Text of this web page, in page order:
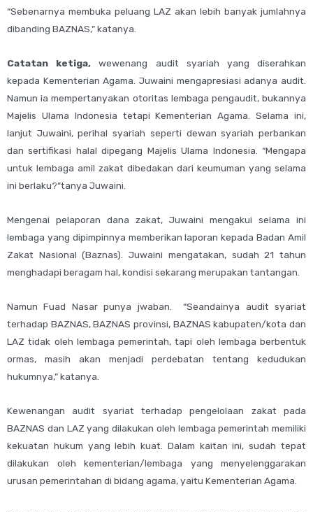
“Sebenarnya membuka peluang LAZ akan lebih banyak jumlahnya
dibanding BAZNAS,” katanya.
Catatan ketiga, wewenang audit syariah yang diserahkan
kepada Kementerian Agama. Juwaini mengapresiasi adanya audit.
Namun ia mempertanyakan otoritas lembaga pengaudit, bukannya
Majelis Ulama Indonesia tetapi Kementerian Agama. Selama ini,
lanjut Juwaini, perihal syariah seperti dewan syariah perbankan
dan sertifikasi halal dipegang Majelis Ulama Indonesia. “Mengapa
untuk lembaga amil zakat dibedakan dari keumuman yang selama
ini berlaku?”tanya Juwaini.
Mengenai pelaporan dana zakat, Juwaini mengakui selama ini
lembaga yang dipimpinnya memberikan laporan kepada Badan Amil
Zakat Nasional (Baznas). Juwaini mengatakan, sudah 21 tahun
menghadapi beragam hal, kondisi sekarang merupakan tantangan.
Namun Fuad Nasar punya jwaban. “Seandainya audit syariat
terhadap BAZNAS, BAZNAS provinsi, BAZNAS kabupaten/kota dan
LAZ tidak oleh lembaga pemerintah, tapi oleh lembaga berbentuk
ormas, masih akan menjadi perdebatan tentang kedudukan
hukumnya,” katanya.
Kewenangan audit syariat terhadap pengelolaan zakat pada
BAZNAS dan LAZ yang dilakukan oleh lembaga pemerintah memiliki
kekuatan hukum yang lebih kuat. Dalam kaitan ini, sudah tepat
dilakukan oleh kementerian/lembaga yang menyelenggarakan
urusan pemerintahan di bidang agama, yaitu Kementerian Agama.